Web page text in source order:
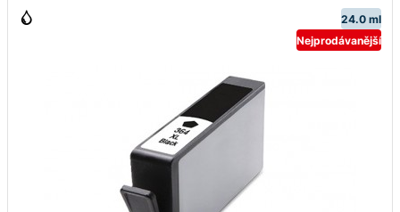
24.0 ml
Nejprodávanější